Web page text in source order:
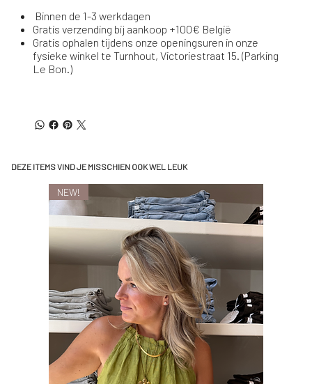
Binnen de 1-3 werkdagen
Gratis verzending bij aankoop +100€ België
Gratis ophalen tijdens onze openingsuren in onze
fysieke winkel te Turnhout, Victoriestraat 15. (Parking
Le Bon.)
DEZE ITEMS VIND JE MISSCHIEN OOK WEL LEUK
NEW!